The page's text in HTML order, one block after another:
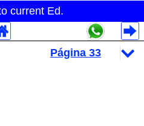
current Ed.